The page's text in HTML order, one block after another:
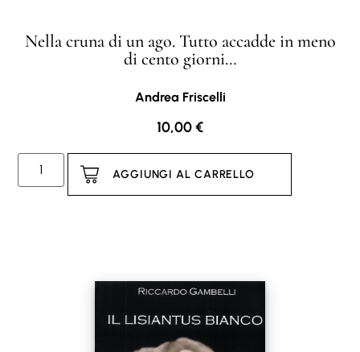
Nella cruna di un ago. Tutto accadde in meno
di cento giorni…
Andrea Friscelli
10,00€
AGGIUNGI AL CARRELLO